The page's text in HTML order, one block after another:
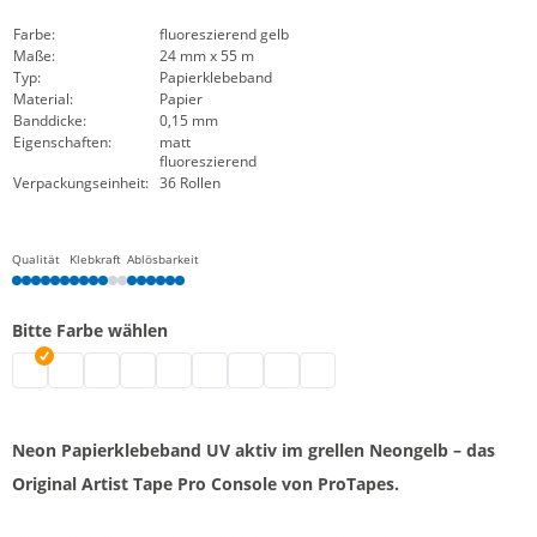
Farbe:
fluoreszierend gelb
Maße:
24 mm x 55 m
Typ:
Papierklebeband
Material:
Papier
Banddicke:
0,15 mm
Eigenschaften:
matt
fluoreszierend
Verpackungseinheit: 36 Rollen
Qualität Klebkraft Ablösbarkeit
Bitte Farbe wählen
Artist Tape | fluoreszierend gelb
Artist Tape | fluoreszierend grün
Neon Papierklebeband UV aktiv im grellen Neongelb – das
Original Artist Tape Pro Console von ProTapes.